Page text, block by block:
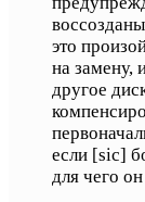
это
на замену,
другое
если [sic]
для чего